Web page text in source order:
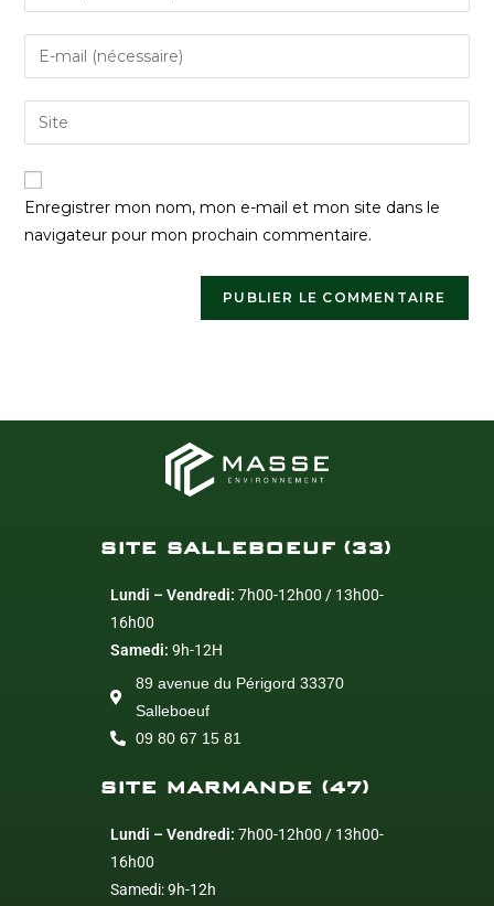
Enregistrer mon nom, mon e-mail et mon site dans le
navigateur pour mon prochain commentaire.
SITE SALLEBOEUF (33)
Lundi – Vendredi: 7h00-12h00 / 13h00-
16h00
Samedi: 9h-12H
89 avenue du Périgord 33370
Salleboeuf
09 80 67 15 81
SITE MARMANDE (47)
Lundi – Vendredi: 7h00-12h00 / 13h00-
16h00
Samedi: 9h-12h